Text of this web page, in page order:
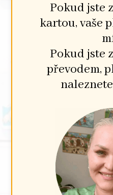
Pokud jste
kartou, vaše
Pokud jste
převodem,